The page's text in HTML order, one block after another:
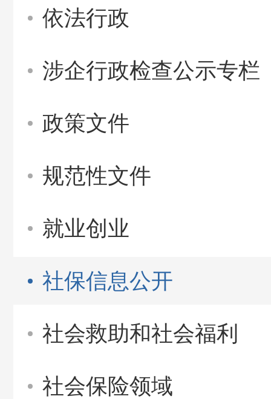
依法行政
涉企行政检查公示专栏
政策文件
规范性文件
就业创业
社保信息公开
社会救助和社会福利
社会保险领域